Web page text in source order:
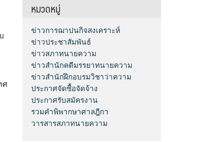
ศ
หมวดหมู่
ข่าวการฌาปนกิจสงเคราะห์
ข่าวประชาสัมพันธ์
ข่าวสภาทนายความ
ข่าวสำนักคดีมรรยาทนายความ
ข่าวสำนักฝึกอบรมวิชาว่าความ
ประกาศจัดซื้อจัดจ้าง
ประกาศรับสมัครงาน
รวมคำพิพากษาศาลฎีกา
วารสารสภาทนายความ